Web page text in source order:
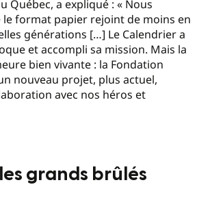
Québec, a expliqué : « Nous
format papier rejoint de moins en
générations […] Le Calendrier a
et accompli sa mission. Mais la
bien vivante : la Fondation
nouveau projet, plus actuel,
avec nos héros et
grands brûlés